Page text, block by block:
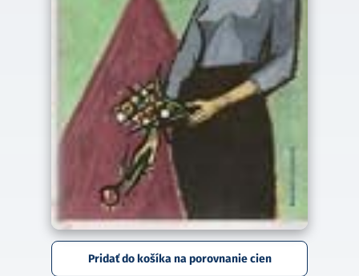
Pridať do košíka na porovnanie cien